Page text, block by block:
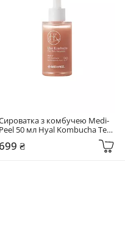
з комбучею Medi-
Peel 50 мл Hyal Kombucha Tea-
699 ₴